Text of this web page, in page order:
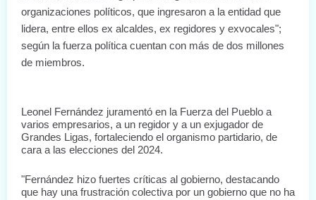
organizaciones políticos, que ingresaron a la entidad que
lidera, entre ellos ex alcaldes, ex regidores y exvocales";
según la fuerza política cuentan con más de dos millones
de miembros.
Leonel Fernández juramentó en la Fuerza del Pueblo a
varios empresarios, a un regidor y a un exjugador de
Grandes Ligas, fortaleciendo el organismo partidario, de
cara a las elecciones del 2024.
"Fernández hizo fuertes críticas al gobierno, destacando
que hay una frustración colectiva por un gobierno que no ha